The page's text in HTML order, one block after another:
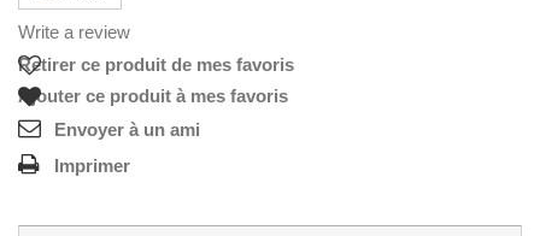
Write a review
Retirer ce produit de mes favoris
Ajouter ce produit à mes favoris
Envoyer à un ami
Imprimer